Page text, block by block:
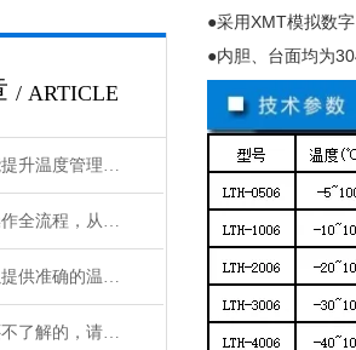
/ ARTICLE
高精度温控仪能提升温度管理的精准性和效率
抽气型厌氧罐操作全流程，从设备准备到微生物培养的标准化指南
恒温金属浴可以提供准确的温度控制和恒温条件
对气体检测管还不了解的，请看这里！
●采用XMT模拟数字
●内胆、台面均为